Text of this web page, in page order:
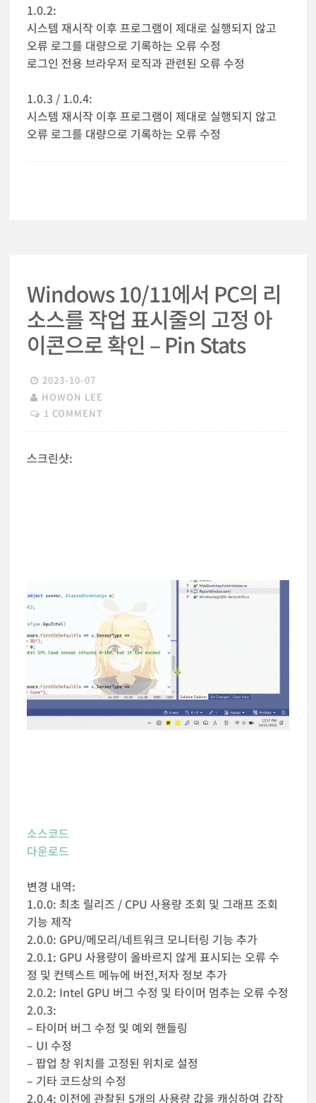
1.0.2:
시스템 재시작 이후 프로그램이 제대로 실행되지 않고
오류 로그를 대량으로 기록하는 오류 수정
로그인 전용 브라우저 로직과 관련된 오류 수정
1.0.3 / 1.0.4:
시스템 재시작 이후 프로그램이 제대로 실행되지 않고
오류 로그를 대량으로 기록하는 오류 수정
Windows 10/11에서 PC의 리
소스를 작업 표시줄의 고정 아
이콘으로 확인 – Pin Stats
2023-10-07
HOWON LEE
1 COMMENT
스크린샷:
소스코드
다운로드
변경 내역:
1.0.0: 최초 릴리즈 / CPU 사용량 조회 및 그래프 조회
기능 제작
2.0.0: GPU/메모리/네트워크 모니터링 기능 추가
2.0.1: GPU 사용량이 올바르지 않게 표시되는 오류 수
정 및 컨텍스트 메뉴에 버전,저자 정보 추가
2.0.2: Intel GPU 버그 수정 및 타이머 멈추는 오류 수정
2.0.3:
– 타이머 버그 수정 및 예외 핸들링
– UI 수정
– 팝업 창 위치를 고정된 위치로 설정
– 기타 코드상의 수정
2.0.4: 이전에 관찰된 5개의 사용량 값을 캐싱하여 갑작